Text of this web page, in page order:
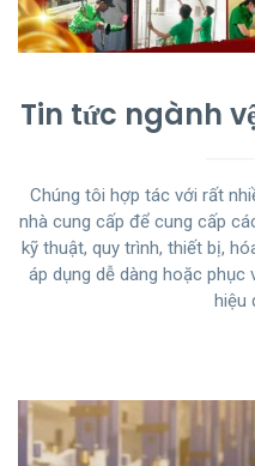
Tin tức ngành
Chúng tôi hợp tác với rất
nhà cung cấp để cung cấp
kỹ thuật, quy trình, thiết bị,
áp dụng dễ dàng hoặc phục
hiệu